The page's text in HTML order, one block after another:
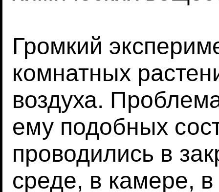
Громкий
комнатных
воздуха.
ему подобных
проводились в
среде, в камере,